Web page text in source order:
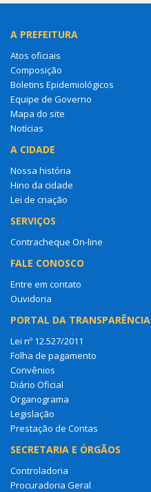
A PREFEITURA
Atos oficiais
Composição
Boletins Epidemiológicos
Equipe de Governo
Mapa do site
Notícias
A CIDADE
Nossa história
Hino da cidade
Lei de criação
SERVIÇOS
Contracheque On-line
FALE CONOSCO
Entre em contato
Ouvidoria
PORTAL DA TRANSPARÊNCIA
Lei nº 12.527/2011
Folha de pagamento
Convênios
Diário Oficial
Organograma
Legislação
Prestação de Contas
SECRETARIA E ÓRGÃOS
Controladoria
Procuradoria Geral